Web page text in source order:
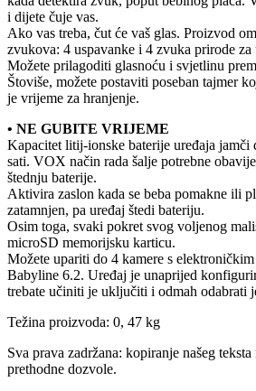
i dijete čuje vas.
Ako vas treba, čut će vaš glas. Proizvod
zvukova: 4 uspavanke i 4 zvuka prirode za
Možete prilagoditi glasnoću i svjetlinu
Štoviše, možete postaviti poseban tajmer
je vrijeme za hranjenje.
• NE GUBITE VRIJEME
Kapacitet litij-ionske baterije uređaja jamči
sati. VOX način rada šalje potrebne
štednju baterije.
Aktivira zaslon kada se beba pomakne ili
zatamnjen, pa uređaj štedi bateriju.
Osim toga, svaki pokret svog voljenog
microSD memorijsku karticu.
Možete upariti do 4 kamere s
Babyline 6.2. Uređaj je unaprijed
trebate učiniti je uključiti i odmah odabrati
Težina proizvoda: 0, 47 kg
Sva prava zadržana: kopiranje našeg
prethodne dozvole.